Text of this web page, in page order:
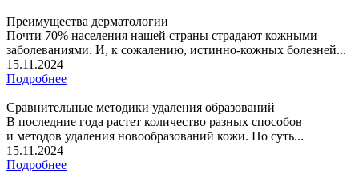
Преимущества дерматологии
Почти 70% населения нашей страны страдают кожными
заболеваниями. И, к сожалению, истинно-кожных болезней...
15.11.2024
Подробнее
Сравнительные методики удаления образований
В последние года растет количество разных способов
и методов удаления новообразований кожи. Но суть...
15.11.2024
Подробнее